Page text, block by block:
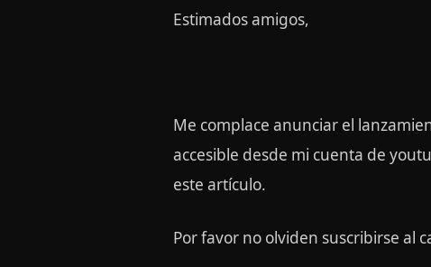
Estimados amigos,
Me complace anunciar el
accesible desde mi cuenta de
este artículo.
Por favor no olviden suscribirse al